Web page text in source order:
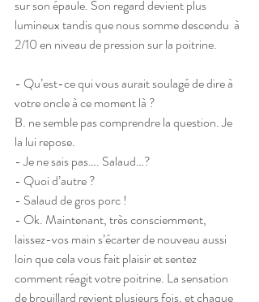
sur son épaule. Son regard devient plus
lumineux tandis que nous somme descendu  à
2/10 en niveau de pression sur la poitrine.
- Qu’est-ce qui vous aurait soulagé de dire à
votre oncle à ce moment là ?
B. ne semble pas comprendre la question. Je
la lui repose.
- Je ne sais pas…. Salaud…?
- Quoi d’autre ?
- Salaud de gros porc !
- Ok. Maintenant, très consciemment,
laissez-vos main s’écarter de nouveau aussi
loin que cela vous fait plaisir et sentez
comment réagit votre poitrine. La sensation
de brouillard revient plusieurs fois, et chaque